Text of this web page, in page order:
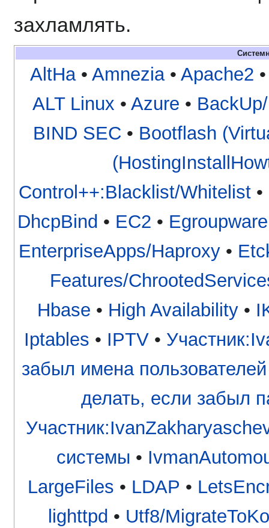
захламлять.
AltHa• Amnezia• Apache2
ALT Linux • Azure •
BIND SEC • Bootflash
Control++:Blacklist/Whitelist •
DhcpBind • EC2 • Egroupware
EnterpriseApps/Haproxy •
Features/
Hbase • High Availability •
Iptables • IPTV•
забыл имена пользователей
делать, если забыл
системы •
LargeFiles • LDAP •
lighttpd • Utf8/